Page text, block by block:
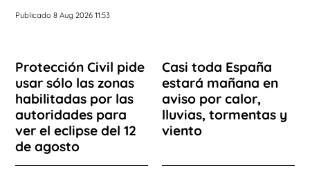
Publicado 8 Aug 2026 11:53
Protección Civil pide
usar sólo las zonas
habilitadas por las
autoridades para
ver el eclipse del 12
de agosto
Casi toda España
estará mañana en
aviso por calor,
lluvias, tormentas y
viento